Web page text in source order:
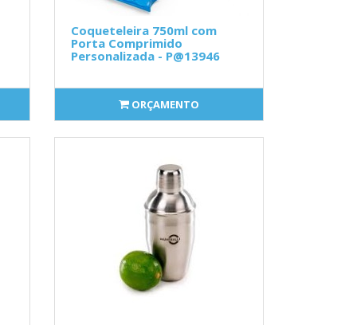
Coqueteleira 750ml com
Porta Comprimido
Personalizada - P@13946
ORÇAMENTO